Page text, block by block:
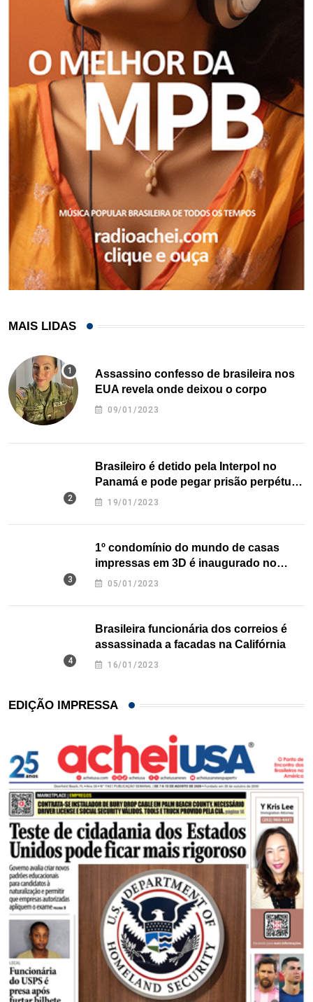
MAIS LIDAS
Assassino confesso de brasileira nos
EUA revela onde deixou o corpo
09/01/2023
Brasileiro é detido pela Interpol no
Panamá e pode pegar prisão perpétua
nos EUA
19/01/2023
1º condomínio do mundo de casas
impressas em 3D é inaugurado no
Texas
05/01/2023
Brasileira funcionária dos correios é
assassinada a facadas na Califórnia
16/01/2023
EDIÇÃO IMPRESSA